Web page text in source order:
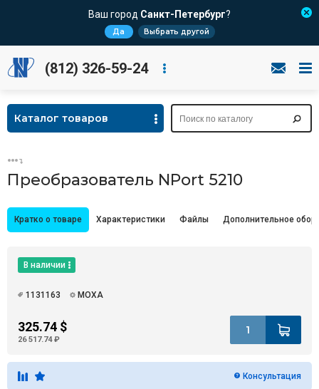
Ваш город Санкт-Петербург?
Да Выбрать другой
(812) 326-59-24
Каталог товаров
Преобразователь NPort 5210
Кратко о товаре Характеристики Файлы Дополнительное
В наличии
1131163 MOXA
325.74 $
26 517.74 ₽
Консультация